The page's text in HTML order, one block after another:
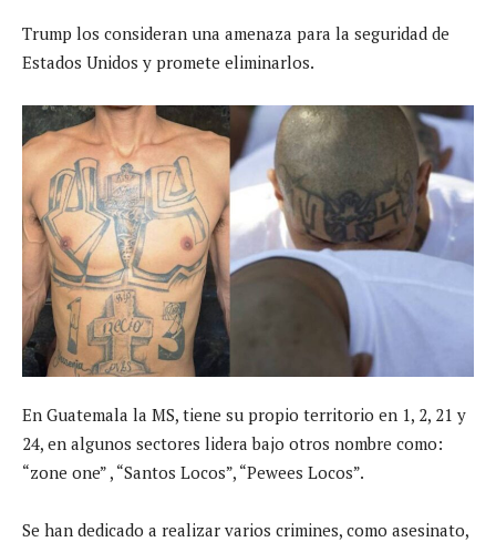
Trump los consideran una amenaza para la seguridad de
Estados Unidos y promete eliminarlos.
En Guatemala la MS, tiene su propio territorio en 1, 2, 21 y
24, en algunos sectores lidera bajo otros nombre como:
“zone one” , “Santos Locos”, “Pewees Locos”.
Se han dedicado a realizar varios crimines, como asesinato,